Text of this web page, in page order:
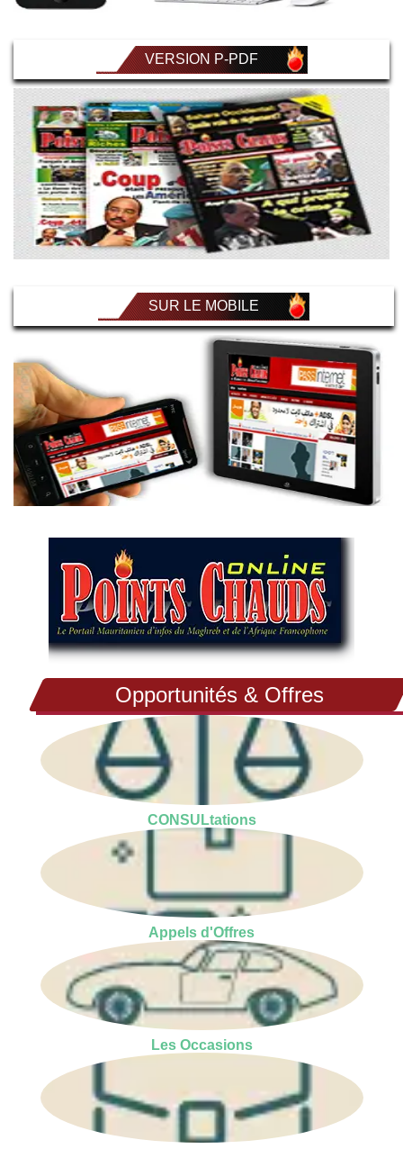
VERSION P-PDF
SUR LE MOBILE
Opportunités & Offres
CONSULtations
Appels d'Offres
Les Occasions